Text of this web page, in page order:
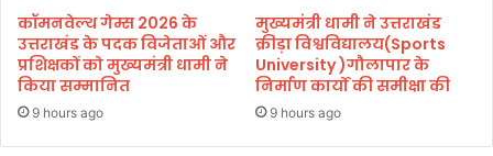
द
र्ज
,
जां
च
ल्डिं
ग
कॉमनवेल्थ गेम्स 2026 के
उत्तराखंड के पदक विजेताओं और
प्रशिक्षकों को मुख्यमंत्री धामी ने
किया सम्मानित
9 hours ago
मुख्यमंत्री धामी ने उत्तराखंड
क्रीड़ा विश्वविद्यालय(Sports
University )गौलापार के
निर्माण कार्यों की समीक्षा की
9 hours ago